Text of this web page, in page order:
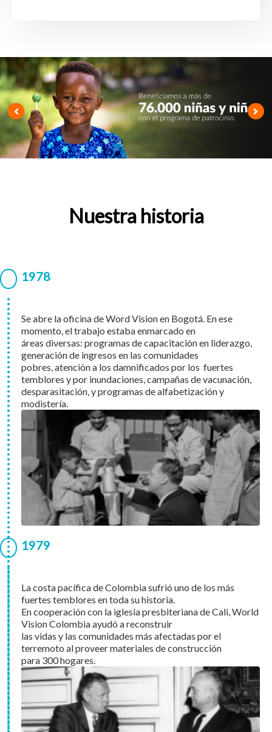
Nuestra historia
1978
Se abre la oficina de Word Vision en Bogotá. En ese
momento, el trabajo estaba enmarcado en
áreas diversas: programas de capacitación en liderazgo,
generación de ingresos en las comunidades
pobres, atención a los damnificados por los fuertes
temblores y por inundaciones, campañas de vacunación,
desparasitación, y programas de alfabetización y
modistería.
1979
La costa pacífica de Colombia sufrió uno de los más
fuertes temblores en toda su historia.
En cooperación con la iglesia presbiteriana de Cali, World
Vision Colombia ayudó a reconstruir
las vidas y las comunidades más afectadas por el
terremoto al proveer materiales de construcción
para 300 hogares.